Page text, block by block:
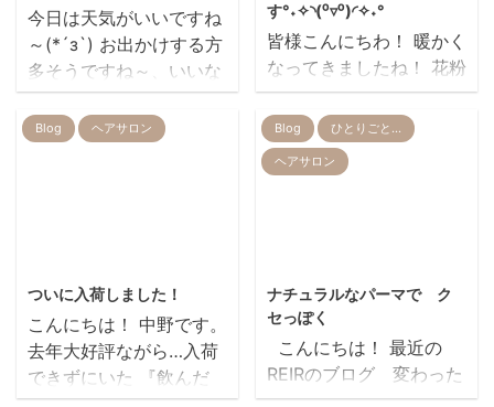
今日は天気がいいですね
～(*´з`) お出かけする方
多そうですね～、いいな
～('Д') だからかREIRも
本日予約に空きが少しあ
を導入しました～！！！
みなさんはやってます
か？ 確かに最初はシステ
ムがわからないので敬遠
しがちですがやってみる
す°˖✧◝(⁰▿⁰)◜✧˖°
皆様こんにちわ！ 暖かく
なってきましたね！ 花粉
症もつらくなってきまし
た(ノД`)・゜・。 お店の
ご予約が取りづらくなっ
てしまい、お客様には大
す！！是非是非宜しくお
願い致します。
美容室 REIR
Blog ヘアサロン
ついに入荷しました！
こんにちは！ 中野です。
去年大好評ながら…入荷
できずにいた 『飲んだ
Blog ひとりごと…
ヘアサロン
ナチュラルなパーマで ク
セっぽく
こんにちは！ 最近の
REIRのブログ 変わった
と感じる方も いると思